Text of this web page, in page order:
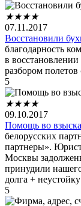
★★★★
07.11.2017
Восстановили
благодарность
в
разбором полетов
5
★★★★
09.10.2017
Помощь во
белорусских
партнеры».
Москвы
принудили
долга +
5